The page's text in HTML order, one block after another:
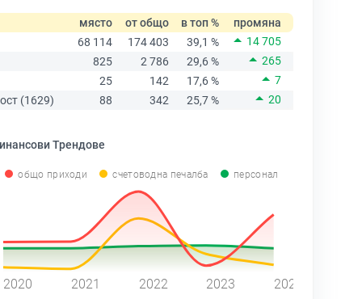
място от общо в топ %
промяна
68 114
174 403 39,1 %
14 705
825
2 786 29,6 %
265
25
142 17,6 %
7
(1629)
88 342 25,7 % 20
Трендове
общо приходи счетоводна печалба персонал
2020 2021 2022 2023 2024